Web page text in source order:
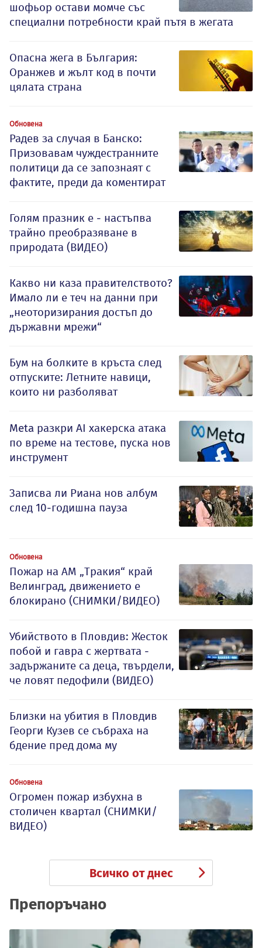
шофьор остави момче със
специални потребности край пътя в жегата
Опасна жега в България:
Оранжев и жълт код в почти
цялата страна
Обновена
Радев за случая в Банско:
Призовавам чуждестранните
политици да се запознаят с
фактите, преди да коментират
Голям празник е - настъпва
трайно преобразяване в
природата (ВИДЕО)
Какво ни каза правителството?
Имало ли е теч на данни при
„неоторизирания достъп до
държавни мрежи“
Бум на болките в кръста след
отпуските: Летните навици,
които ни разболяват
Meta разкри AI хакерска атака
по време на тестове, пуска нов
инструмент
Записва ли Риана нов албум
след 10-годишна пауза
Обновена
Пожар на АМ „Тракия“ край
Велинград, движението е
блокирано (СНИМКИ/ВИДЕО)
Убийството в Пловдив: Жесток
побой и гавра с жертвата -
задържаните са деца, твърдели,
че ловят педофили (ВИДЕО)
Близки на убития в Пловдив
Георги Кузев се събраха на
бдение пред дома му
Обновена
Огромен пожар избухна в
столичен квартал (СНИМКИ/
ВИДЕО)
Всичко от днес
Препоръчано